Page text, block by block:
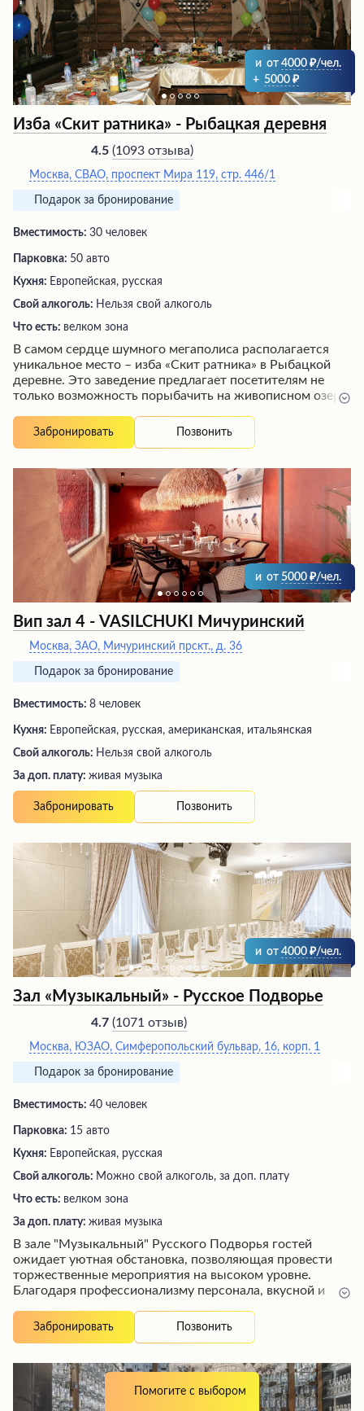
увлекательное путешествие для настоящих ценителей
высокой кухни.
и от 4000
/чел.
+ 5000
Изба «Скит ратника» - Рыбацкая деревня
4.5 (1093 отзыва)
Москва, СВАО, проспект Мира 119, стр. 446/1
Подарок за бронирование
Вместимость: 30 человек
Парковка: 50 авто
Кухня: Европейская, русская
Свой алкоголь: Нельзя свой алкоголь
Что есть: велком зона
В самом сердце шумного мегаполиса располагается
уникальное место – изба «Скит ратника» в Рыбацкой
деревне. Это заведение предлагает посетителям не
только возможность порыбачить на живописном озере,
приготовленные в лучших традициях русской кухни.
Здесь можно насладиться ухой из осетра или
деревянных домиках или беседках, расположенных
прямо на берегу озера. Каждый сезон привносит свою
неповторимую атмосферу, делая это место
привлекательным для посещения в любое время года.
Изба «Скит ратника» – идеальное место для ценителей
рыбной ловли и гурманов, ищущих аутентичные вкусы
русской кухни.
Забронировать Позвонить
и от 5000 /чел.
Вип зал 4 - VASILCHUKI Мичуринский
Москва, ЗАО, Мичуринский прскт., д. 36
Подарок за бронирование
Вместимость: 8 человек
Кухня: Европейская, русская, американская, итальянская
Свой алкоголь: Нельзя свой алкоголь
За доп. плату: живая музыка
Забронировать Позвонить
и от 4000 /чел.
Зал «Музыкальный» - Русское Подворье
4.7 (1071 отзыв)
Москва, ЮЗАО, Симферопольский бульвар, 16, корп. 1
Подарок за бронирование
Вместимость: 40 человек
Парковка: 15 авто
Кухня: Европейская, русская
Свой алкоголь: Можно свой алкоголь, за доп. плату
Что есть: велком зона
За доп. плату: живая музыка
В зале "Музыкальный" Русского Подворья гостей
ожидает уютная обстановка, позволяющая провести
торжественные мероприятия на высоком уровне.
Благодаря профессионализму персонала, вкусной и
исполнить любимые песни в караоке, посетителям
гарантировано незабываемое времяпрепровождение.
и индивидуальный подход к каждому гостю создают
атмосферу душевности и комфорта, обеспечивая
желание рекомендовать это заведение друзьям.
Забронировать Позвонить
Помогите с выбором